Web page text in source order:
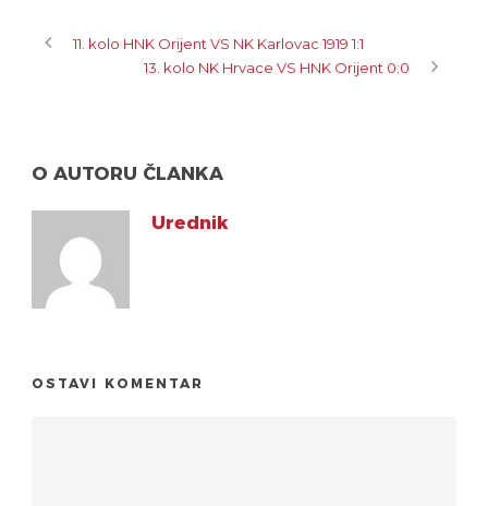
11. kolo HNK Orijent VS NK Karlovac 1919 1:1
13. kolo NK Hrvace VS HNK Orijent 0:0
O AUTORU ČLANKA
Urednik
OSTAVI KOMENTAR